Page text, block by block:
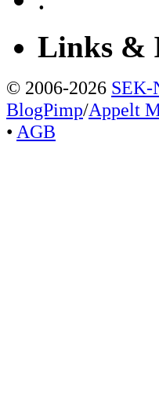
Links &
© 2006-2026 SEK-
BlogPimp/Appelt
• AGB